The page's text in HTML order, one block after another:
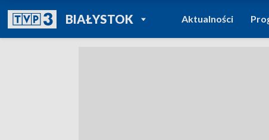
BIAŁYSTOKPOWRÓT DO
TVP REGIONY
Aktualności